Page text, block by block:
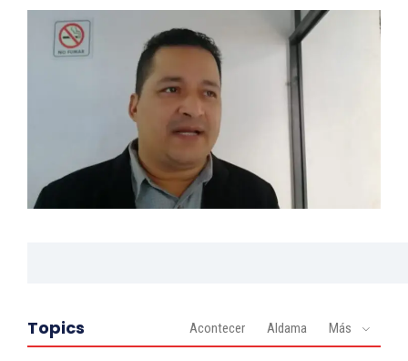
Topics Acontecer Aldama Más